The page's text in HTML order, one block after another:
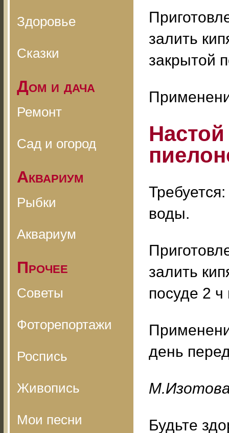
Здоровье
Сказки
Дом и дача
Ремонт
Сад и огород
Аквариум
Рыбки
Аквариум
Прочее
Советы
Фоторепортажи
Роспись
Живопись
Мои песни
залить
закрытой
воды.
залить
посуде 2
день
Будьте